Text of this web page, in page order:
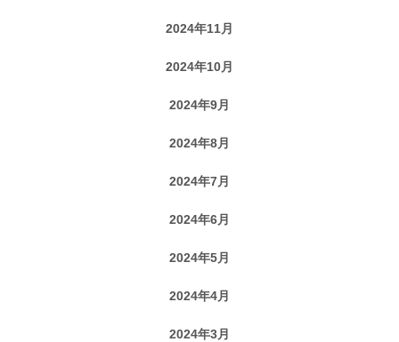
2024年11月
2024年10月
2024年9月
2024年8月
2024年7月
2024年6月
2024年5月
2024年4月
2024年3月